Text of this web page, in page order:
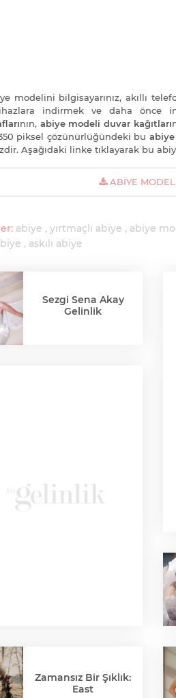
modelini bilgisayarınız, akıllı
indirmek ve daha önce
nın, abiye modeli duvar kağıtları
piksel çözünürlüğündeki bu abiye
Aşağıdaki linke tıklayarak bu
ABIYE
abiye yırtmaçlı abiye abiye
askılı abiye
Sezgi Sena Akay
Gelinlik
Zamansız Bir Şıklık:
East